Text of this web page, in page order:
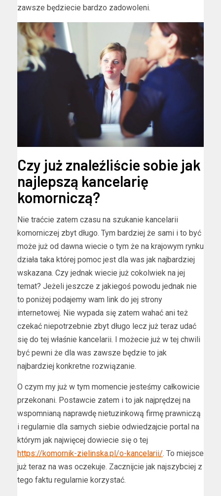
zawsze będziecie bardzo zadowoleni.
Czy już znaleźliście sobie jak
najlepszą kancelarię
komorniczą?
Nie traćcie zatem czasu na szukanie kancelarii
komorniczej zbyt długo. Tym bardziej że sami i to być
może już od dawna wiecie o tym że na krajowym rynku
działa taka której pomoc jest dla was jak najbardziej
wskazana. Czy jednak wiecie już cokolwiek na jej
temat? Jeżeli jeszcze z jakiegoś powodu jednak nie
to poniżej podajemy wam link do jej strony
internetowej. Nie wypada się zatem wahać ani też
czekać niepotrzebnie zbyt długo lecz już teraz udać
się do tej właśnie kancelarii. I możecie już w tej chwili
być pewni że dla was zawsze będzie to jak
najbardziej konkretne rozwiązanie.
O czym my już w tym momencie jesteśmy całkowicie
przekonani. Postawcie zatem i to jak najprędzej na
wspomnianą naprawdę nietuzinkową firmę prawniczą
i regularnie dla samych siebie odwiedzajcie portal na
którym jak najwięcej dowiecie się o tej
https://komornik-zielinska.pl/o-kancelarii/. To miejsce
już teraz na was oczekuje. Zacznijcie jak najszybciej z
tego faktu regularnie korzystać.